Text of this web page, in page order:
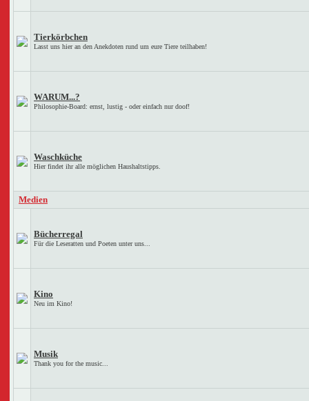
Tierkörbchen
Lasst uns hier an den Anekdoten rund um eure Tiere teilhaben!
WARUM...?
Philosophie-Board: ernst, lustig - oder einfach nur doof!
Waschküche
Hier findet ihr alle möglichen Haushaltstipps.
Medien
Bücherregal
Für die Leseratten und Poeten unter uns...
Kino
Neu im Kino!
Musik
Thank you for the music...